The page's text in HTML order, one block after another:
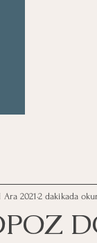
Ara 2021 2 dakikada